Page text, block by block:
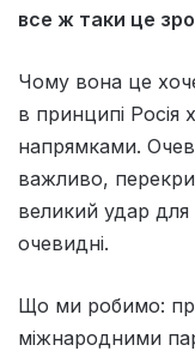
все ж таки це
Чому вона це
в принципі Росія
напрямками.
важливо,
великий удар
очевидні.
Що ми робимо:
міжнародними